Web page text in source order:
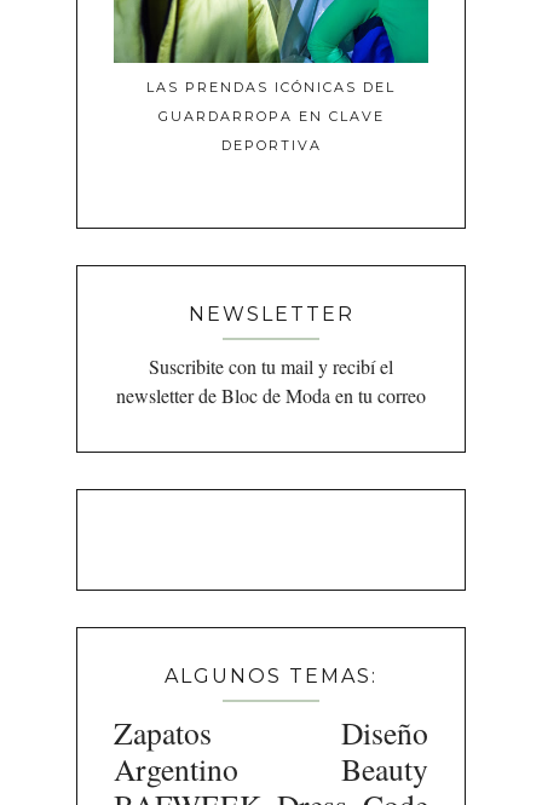
LAS PRENDAS ICÓNICAS DEL
GUARDARROPA EN CLAVE
DEPORTIVA
NEWSLETTER
Suscribite con tu mail y recibí el
newsletter de Bloc de Moda en tu correo
ALGUNOS TEMAS:
Zapatos
Diseño
Argentino
Beauty